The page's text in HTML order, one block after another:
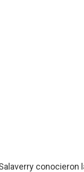
conocieron